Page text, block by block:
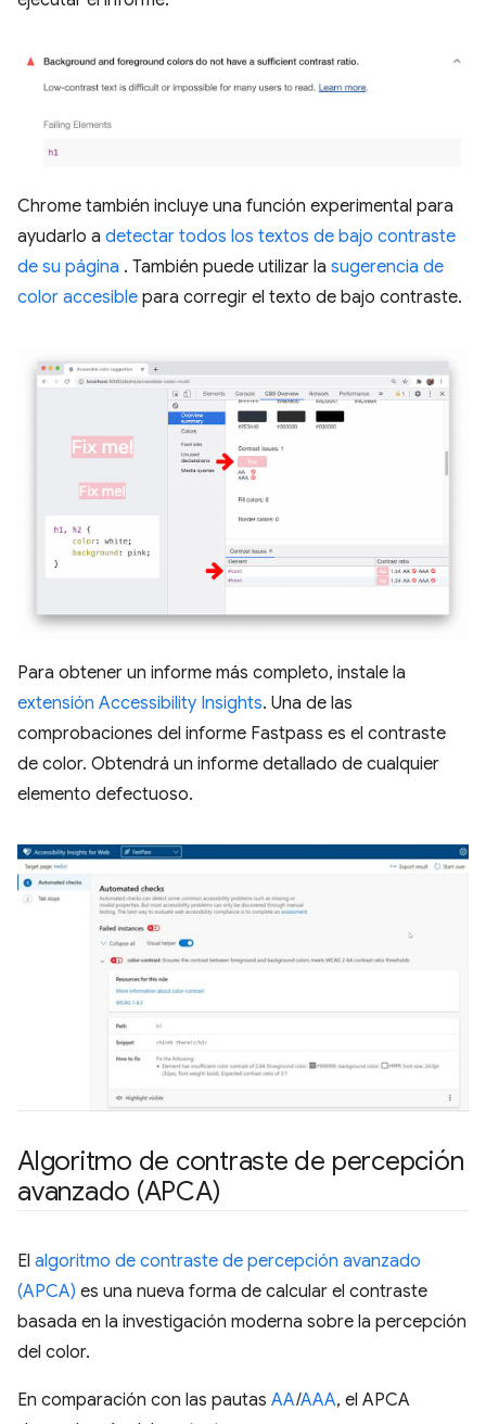
Chrome también incluye una función experimental para
ayudarlo a detectar todos los textos de bajo contraste
de su página . También puede utilizar la sugerencia de
color accesible para corregir el texto de bajo contraste.
Para obtener un informe más completo, instale la
extensión Accessibility Insights. Una de las
comprobaciones del informe Fastpass es el contraste
de color. Obtendrá un informe detallado de cualquier
elemento defectuoso.
Algoritmo de contraste de percepción
avanzado (APCA)
El algoritmo de contraste de percepción avanzado
(APCA) es una nueva forma de calcular el contraste
basada en la investigación moderna sobre la percepción
del color.
En comparación con las pautas AA/AAA, el APCA